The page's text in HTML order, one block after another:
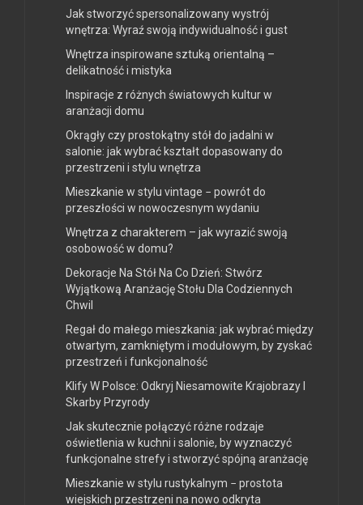
Jak stworzyć spersonalizowany wystrój
wnętrza: Wyraź swoją indywidualność i gust
Wnętrza inspirowane sztuką orientalną –
delikatność i mistyka
Inspiracje z różnych światowych kultur w
aranżacji domu
Okrągły czy prostokątny stół do jadalni w
salonie: jak wybrać kształt dopasowany do
przestrzeni i stylu wnętrza
Mieszkanie w stylu vintage − powrót do
przeszłości w nowoczesnym wydaniu
Wnętrza z charakterem – jak wyrazić swoją
osobowość w domu?
Dekoracje Na Stół Na Co Dzień: Stwórz
Wyjątkową Aranżację Stołu Dla Codziennych
Chwil
Regał do małego mieszkania: jak wybrać między
otwartym, zamkniętym i modułowym, by zyskać
przestrzeń i funkcjonalność
Klify W Polsce: Odkryj Niesamowite Krajobrazy I
Skarby Przyrody
Jak skutecznie połączyć różne rodzaje
oświetlenia w kuchni i salonie, by wyznaczyć
funkcjonalne strefy i stworzyć spójną aranżację
Mieszkanie w stylu rustykalnym − prostota
wiejskich przestrzeni na nowo odkryta